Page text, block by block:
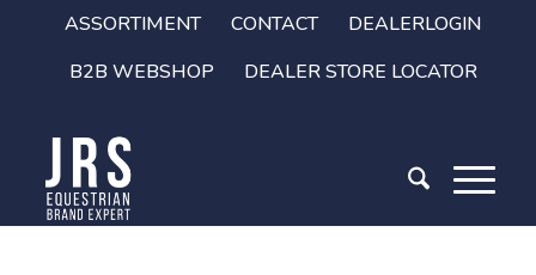
ASSORTIMENT CONTACT
DEALERLOGIN
B2B WEBSHOP
DEALER STORE LOCATOR